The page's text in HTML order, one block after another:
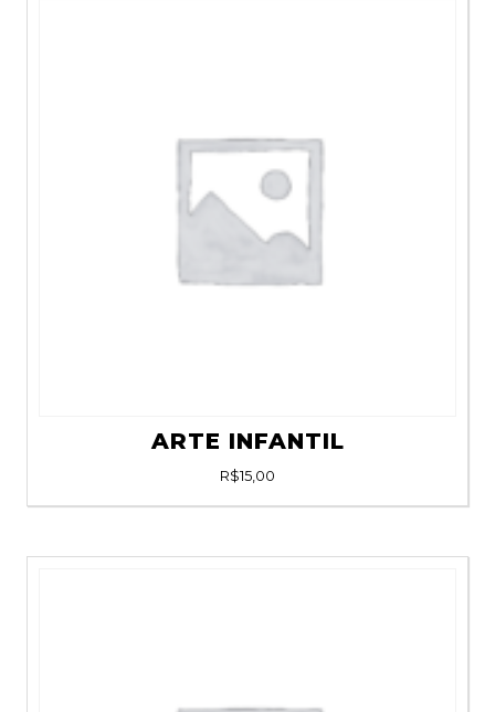
ARTE INFANTIL
R$15,00